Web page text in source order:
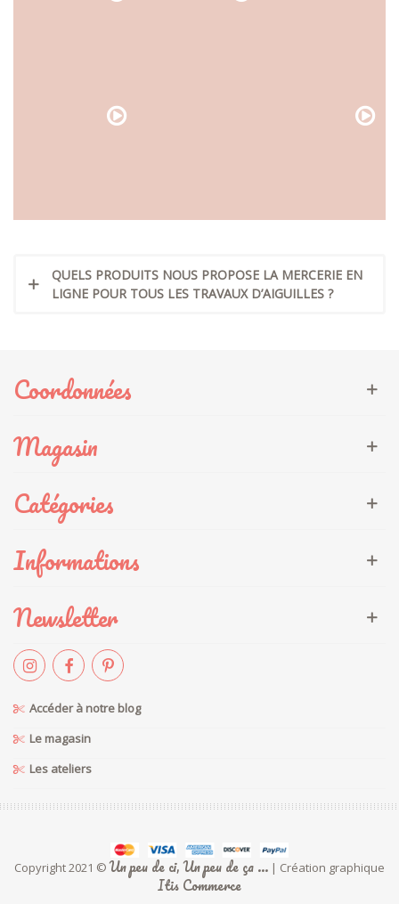
QUELS PRODUITS NOUS PROPOSE LA MERCERIE EN
LIGNE POUR TOUS LES TRAVAUX D’AIGUILLES ?
Coordonnées
Magasin
Catégories
Informations
Newsletter
Accéder à notre blog
Le magasin
Les ateliers
Copyright 2021 © Un peu de ci, Un peu de ça ... | Création graphique
Itis Commerce